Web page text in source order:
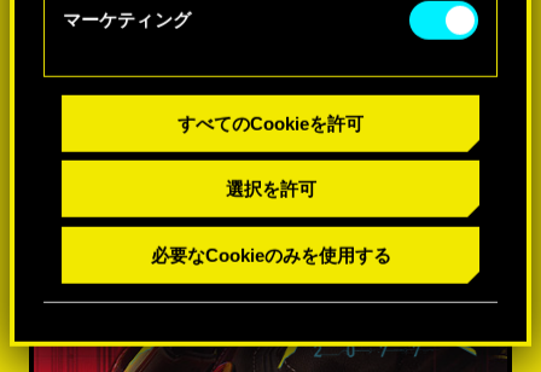
マーケティング
すべてのCookieを許可
選択を許可
必要なCookieのみを使用する